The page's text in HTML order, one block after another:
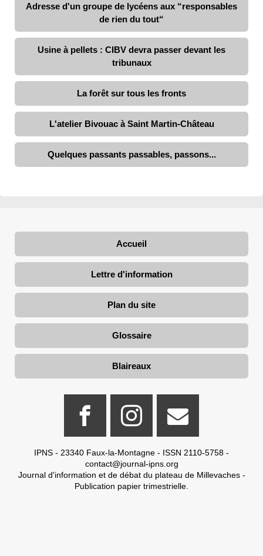
Adresse d'un groupe de lycéens aux “responsables
de rien du tout“
Usine à pellets : CIBV devra passer devant les
tribunaux
La forêt sur tous les fronts
L'atelier Bivouac à Saint Martin-Château
Quelques passants passables, passons...
Accueil
Lettre d'information
Plan du site
Glossaire
Blaireaux
IPNS - 23340 Faux-la-Montagne - ISSN 2110-5758 -
contact@journal-ipns.org
Journal d'information et de débat du plateau de Millevaches -
Publication papier trimestrielle.